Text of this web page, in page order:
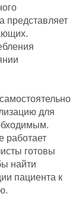
представляет
для
работает
готовы
найти
пациента к